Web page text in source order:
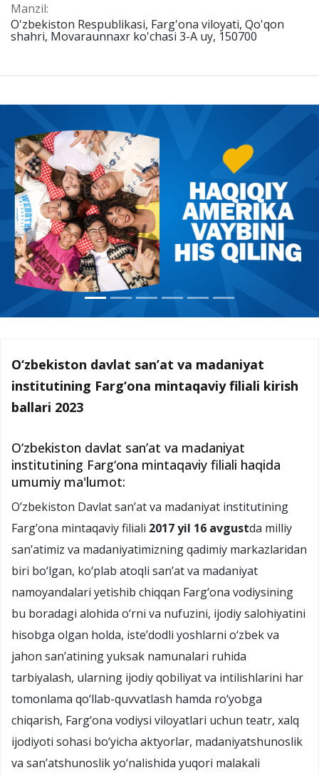
Manzil:
O'zbekiston Respublikasi, Farg'ona viloyati, Qo'qon
shahri, Movaraunnaxr ko'chasi 3-A uy, 150700
O‘zbekiston davlat san’at va madaniyat
institutining Farg‘ona mintaqaviy filiali kirish
ballari 2023
O‘zbekiston davlat sanʼat va madaniyat
institutining Farg‘ona mintaqaviy filiali haqida
umumiy ma'lumot:
O’zbekiston Davlat san’at va madaniyat institutining
Farg’ona mintaqaviy filiali 2017 yil 16 avgustda milliy
san’atimiz va madaniyatimizning qadimiy markazlaridan
biri bo‘lgan, ko‘plab atoqli san’at va madaniyat
namoyandalari yetishib chiqqan Farg‘ona vodiysining
bu boradagi alohida o‘rni va nufuzini, ijodiy salohiyatini
hisobga olgan holda, iste’dodli yoshlarni o‘zbek va
jahon san’atining yuksak namunalari ruhida
tarbiyalash, ularning ijodiy qobiliyat va intilishlarini har
tomonlama qo‘llab-quvvatlash hamda ro‘yobga
chiqarish, Farg‘ona vodiysi viloyatlari uchun teatr, xalq
ijodiyoti sohasi bo‘yicha aktyorlar, madaniyatshunoslik
va san’atshunoslik yo‘nalishida yuqori malakali